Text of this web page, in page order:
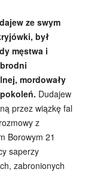
ze swym
był
męstwa i
mordowały
Dudajew
przez wiązkę fal
z
Borowym 21
saperzy
zabronionych